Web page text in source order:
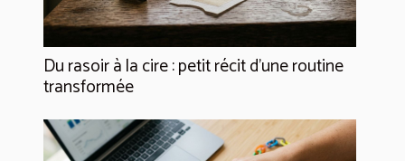
Du rasoir à la cire : petit récit d’une routine
transformée